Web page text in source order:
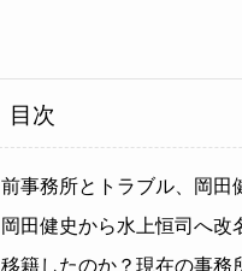
目次
前事務所とトラブル、岡田
岡田健史から水上恒司へ改
移籍したのか？現在の事務